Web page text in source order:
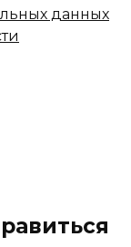
данных